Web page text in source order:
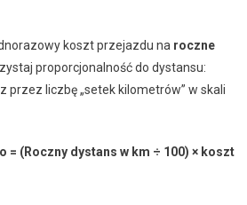
koszt przejazdu na roczne
proporcjonalność do dystansu:
przez liczbę „setek kilometrów” w skali
= (Roczny dystans w km ÷ 100) × koszt